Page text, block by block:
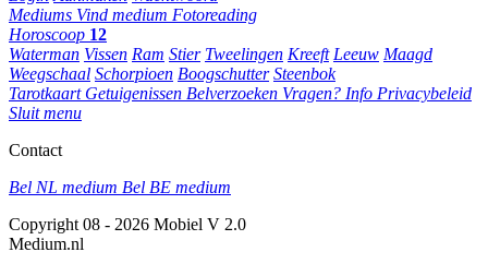
Mediums Vind medium Fotoreading
Horoscoop 12
Waterman Vissen Ram Stier Tweelingen Kreeft Leeuw Maagd
Weegschaal Schorpioen Boogschutter Steenbok
Tarotkaart Getuigenissen Belverzoeken Vragen? Info Privacybeleid
Sluit menu
Contact
Bel NL medium Bel BE medium
Copyright 08 - 2026 Mobiel V 2.0
Medium.nl